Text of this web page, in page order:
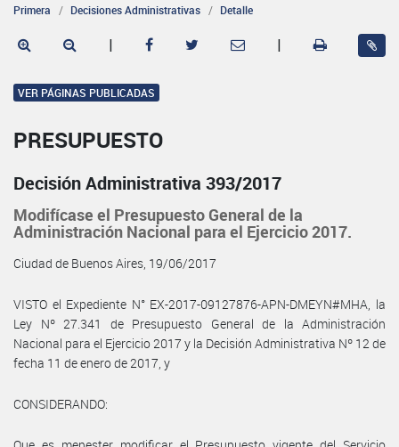
Primera Decisiones Administrativas Detalle
| |
VER PÁGINAS PUBLICADAS
PRESUPUESTO
Decisión Administrativa 393/2017
Modifícase el Presupuesto General de la
Administración Nacional para el Ejercicio 2017.
Ciudad de Buenos Aires, 19/06/2017
VISTO el Expediente N° EX-2017-09127876-APN-DMEYN#MHA, la
Ley Nº 27.341 de Presupuesto General de la Administración
Nacional para el Ejercicio 2017 y la Decisión Administrativa Nº 12 de
fecha 11 de enero de 2017, y
CONSIDERANDO: